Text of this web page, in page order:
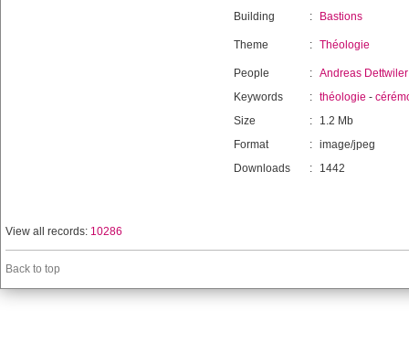
Building : Bastions
Theme : Théologie
People : Andreas Dettwiler
Keywords
: théologie -
Size
:
1.2 Mb
Format
: image/jpeg
Downloads
: 1442
View all records: 10286
Back to top